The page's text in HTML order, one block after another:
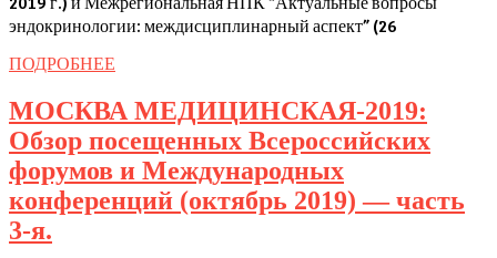
Обзор
Съезда
терапевтов
ЮФО
(24-
25
эндокринологии: междисциплинарный аспект” (26
ПОДРОБНЕЕ
МОСКВА МЕДИЦИНСКАЯ-2019:
Обзор посещенных Всероссийских
форумов и Международных
конференций (октябрь 2019) — часть
3-я.